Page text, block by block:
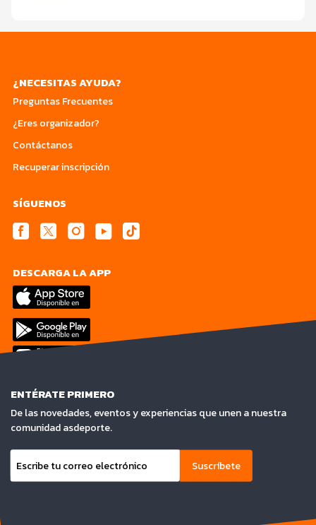
¿NECESITAS AYUDA?
Preguntas Frecuentes
¿Eres organizador?
Contáctanos
Recuperar inscripción
SÍGUENOS
DESCARGA LA APP
ENTÉRATE PRIMERO
De las novedades, eventos y experiencias que unen a nuestra
comunidad asdeporte.
Suscríbete